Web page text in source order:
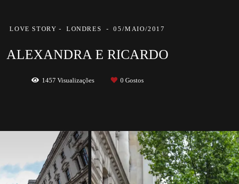
LOVE STORY LONDRES 05/MAIO/2017
ALEXANDRA E RICARDO
1457 Visualizações 0 Gostos